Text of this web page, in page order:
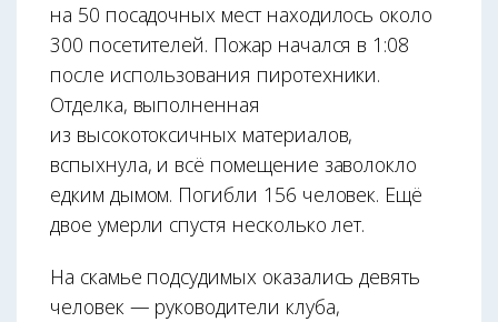
на 50 посадочных мест находилось около
300 посетителей. Пожар начался в 1:08
после использования пиротехники.
Отделка, выполненная
из высокотоксичных материалов,
вспыхнула, и всё помещение заволокло
едким дымом. Погибли 156 человек. Ещё
двое умерли спустя несколько лет.
На скамье подсудимых оказались девять
человек — руководители клуба,